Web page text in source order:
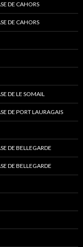
DE CAHORS
DE CAHORS
DE LE SOMAIL
DE PORT LAURAGAIS
DE BELLEGARDE
DE BELLEGARDE